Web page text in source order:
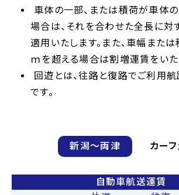
車体の一部、または積荷が車体
場合は、それを合わせた全長に対
適用いたします。また、車幅または
ｍを超える場合は割増運賃をいた
回遊とは、往路と復路でご利用
です。
新潟〜両津 カーフ
自動車航送運賃